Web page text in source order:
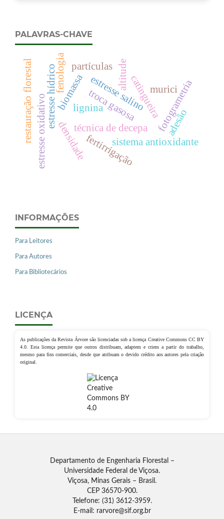
PALAVRAS-CHAVE
biomassa
densidade sistema antioxidante
troca gasosa
técnica de decepa
ligninaestresse salinocatingueira
estresse hídrico altitude
fotogrametria
estresse oxidativo
restauração florestal
fertirrigação
fenologia murici
adesão
partículas
INFORMAÇÕES
Para Leitores
Para Autores
Para Bibliotecários
LICENÇA
As publicações da Revista Árvore são licenciadas sob a licença Creative Commons CC BY
4.0. Esta licença permite que outros distribuam, adaptem e criem a partir do trabalho,
mesmo para fins comerciais, desde que atribuam o devido crédito aos autores pela criação
original.
Departamento de Engenharia Florestal –
Universidade Federal de Viçosa.
Viçosa, Minas Gerais – Brasil.
CEP 36570-900.
Telefone: (31) 3612-3959.
E-mail: rarvore@sif.org.br